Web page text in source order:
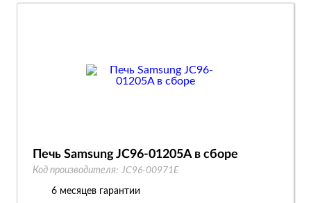
Печь Samsung JC96-01205A в сборе
Код производителя: JC96-00971E
6 месяцев гарантии